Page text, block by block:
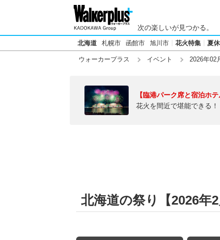
次の楽しいが見つかる。
北海道 札幌市 函館市 旭川市 花火特集 夏
ウォーカープラス イベント 2026年02
【臨港パーク席と宿泊ホ
花火を間近で堪能できる
北海道の祭り【2026年